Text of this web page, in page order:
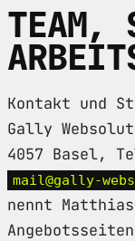
TEAM,
Kontakt und
Gally
4057 Basel,
mail@gally-
nennt